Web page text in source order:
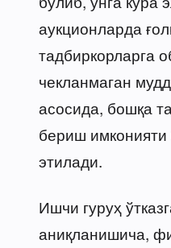
аукционларда
тадбиркорларга
чекланмаган
асосида, бошқа
бериш
этилади.
Ишчи гуруҳ
аниқланишича,